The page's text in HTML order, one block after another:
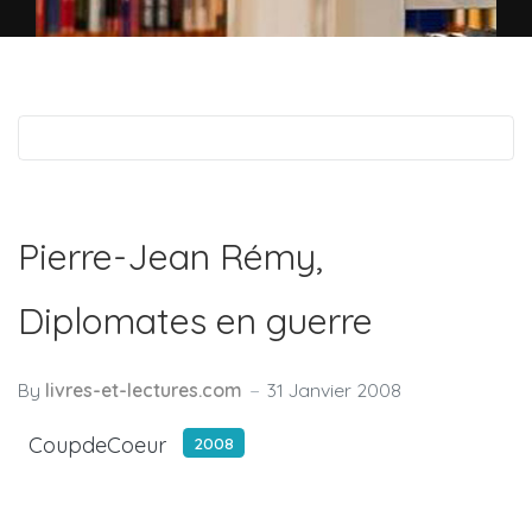
Pierre-Jean Rémy,
Diplomates en guerre
By livres-et-lectures.com 31 Janvier 2008
CoupdeCoeur 2008